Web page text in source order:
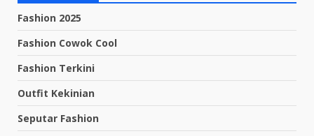
Fashion 2025
Fashion Cowok Cool
Fashion Terkini
Outfit Kekinian
Seputar Fashion